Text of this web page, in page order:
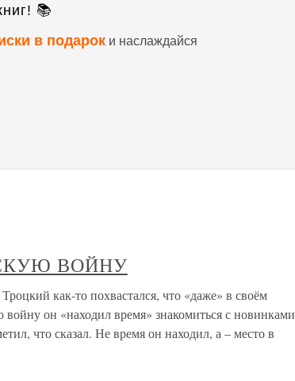
📚
в подарок и наслаждайся
ВОЙНУ
как-то похвастался, что «даже» в своём
войну он «находил время» знакомиться с новинками
что сказал. Не время он находил, а – место в